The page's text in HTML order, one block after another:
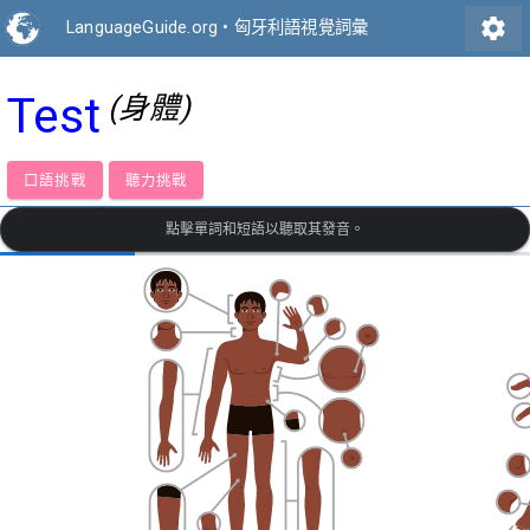
LanguageGuide.org • 匈牙利語視覺詞彙 settings
Test (身體)
口語挑戰 聽力挑戰
點擊單詞和短語以聽取其發音。